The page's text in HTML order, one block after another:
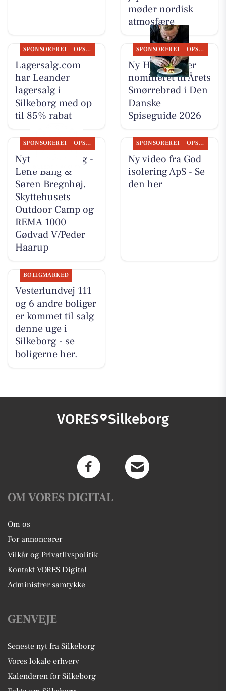
møder nordisk
atmosfære
SPONSORERET OPSLAGSTAVLEN
Lagersalg.com
har Leander
lagersalg i
Silkeborg med op
til 85% rabat
SPONSORERET OPSLAGSTAVLEN
Ny Hattenæs er
nomineret til Årets
Smørrebrød i Den
Danske
Spiseguide 2026
SPONSORERET OPSLAGSTAVLEN
Nyt fra CD Bolig -
Lene Bang &
Søren Bregnhøj,
Skyttehusets
Outdoor Camp og
REMA 1000
Gødvad V/Peder
Haarup
SPONSORERET OPSLAGSTAVLEN
Ny video fra God
isolering ApS - Se
den her
BOLIGMARKED
Vesterlundvej 111
og 6 andre boliger
er kommet til salg
denne uge i
Silkeborg - se
boligerne her.
VORES Silkeborg
OM VORES DIGITAL
Om os
For annoncører
Vilkår og Privatlivspolitik
Kontakt VORES Digital
Administrer samtykke
GENVEJE
Seneste nyt fra Silkeborg
Vores lokale erhverv
Kalenderen for Silkeborg